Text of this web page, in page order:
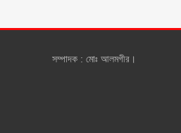
সম্পাদক : মোঃ আলমগীর।